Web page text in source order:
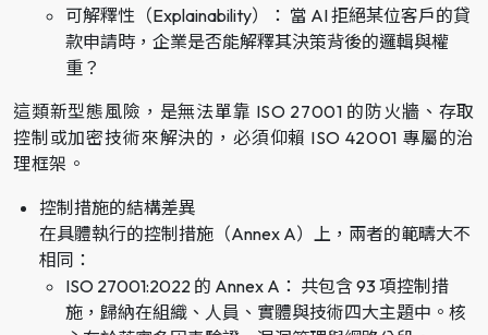
可解釋性（Explainability）： 當 AI 拒絕某位客戶的貸
款申請時，企業是否能解釋其決策背後的邏輯與權
重？
這類新型態風險，是無法單靠 ISO 27001 的防火牆、存取
控制或加密技術來解決的，必須仰賴 ISO 42001 專屬的治
理框架。
控制措施的結構差異
在具體執行的控制措施（Annex A）上，兩者的範疇大不
相同：
ISO 27001:2022 的 Annex A： 共包含 93 項控制措
施，歸納在組織、人員、實體與技術四大主題中。核